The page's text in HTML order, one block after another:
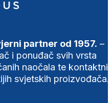
partner od 1957. –
i ponuđač svih vrsta
naočala te
svjetskih proizvođača.